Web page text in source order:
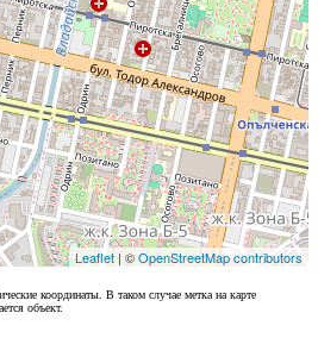
Leaflet| ©OpenStreetMap contributors
координаты. В таком случае метка на карте
объект.